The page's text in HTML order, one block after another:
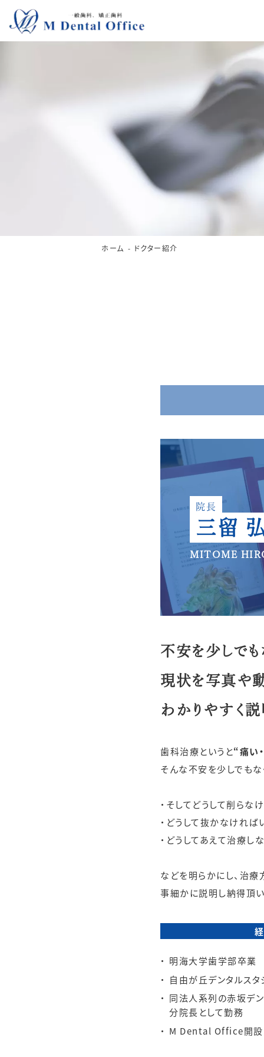
ホーム ドクター紹介
院長
三留
不安を少しでも
現状を写真や
わかりやすく説
歯科治療というと“痛い
そんな不安を少しでも
・そしてどうして削らな
・どうして抜かなけれ
・どうしてあえて治療し
などを明らかにし、治療
事細かに説明し納得頂
明海大学歯学部卒業
自由が丘デンタルス
同法人系列の赤坂デ
分院長として勤務
M Dental Office開設